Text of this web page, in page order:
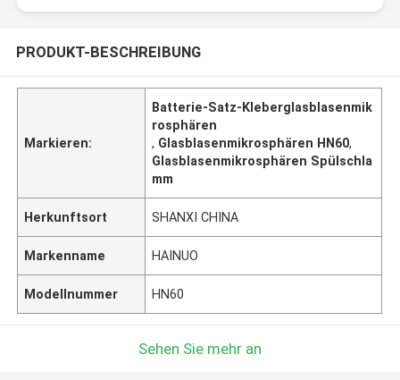
PRODUKT-BESCHREIBUNG
Markieren:
Batterie-Satz-Kleberglasblasenmik
rosphären
, Glasblasenmikrosphären HN60,
Glasblasenmikrosphären Spülschla
mm
Herkunftsort SHANXI CHINA
Markenname HAINUO
Modellnummer HN60
Sehen Sie mehr an